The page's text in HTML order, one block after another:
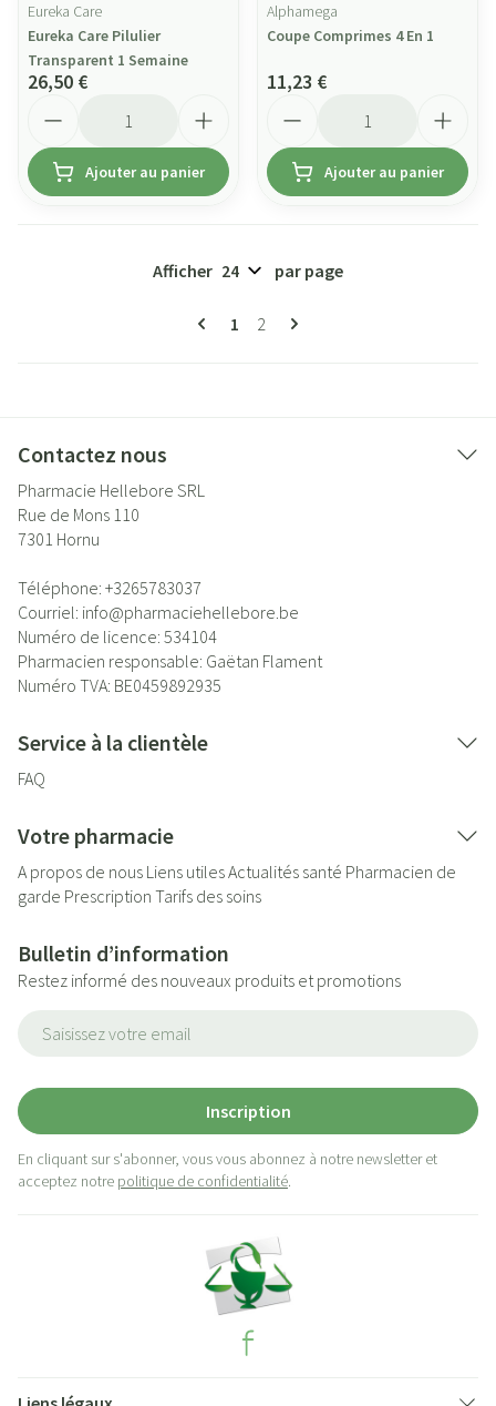
Eureka Care
Eureka Care Pilulier
Transparent 1 Semaine
26,50 €
Ajouter au panier
Alphamega
Coupe Comprimes 4 En 1
11,23 €
Ajouter au panier
Pages
Vous lisez actuellement la page
1 Page
2
Afficher par page
Contactez nous
Pharmacie Hellebore SRL
Rue de Mons 110
7301 Hornu
Téléphone: +3265783037
Courriel: info@pharmaciehellebore.be
Numéro de licence: 534104
Pharmacien responsable: Gaëtan Flament
Numéro TVA: BE0459892935
Service à la clientèle
FAQ
Votre pharmacie
A propos de nous Liens utilesActualités santé Pharmacien de
garde Prescription Tarifs des soins
Bulletin d’information
Restez informé des nouveaux produits et promotions
Inscription
En cliquant sur s'abonner, vous vous abonnez à notre newsletter et
acceptez notre politique de confidentialité.